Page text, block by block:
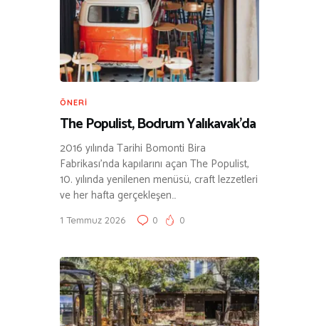
ÖNERI
The Populist, Bodrum Yalıkavak’da
2016 yılında Tarihi Bomonti Bira
Fabrikası’nda kapılarını açan The Populist,
10. yılında yenilenen menüsü, craft lezzetleri
ve her hafta gerçekleşen…
1 Temmuz 2026 0 0